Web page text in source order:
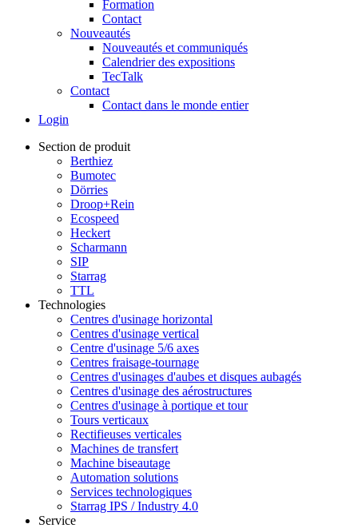
Formation
Contact
Nouveautés
Nouveautés et communiqués
Calendrier des expositions
TecTalk
Contact
Contact dans le monde entier
Login
Section de produit
Berthiez
Bumotec
Dörries
Droop+Rein
Ecospeed
Heckert
Scharmann
SIP
Starrag
TTL
Technologies
Centres d'usinage horizontal
Centres d'usinage vertical
Centre d'usinage 5/6 axes
Centres fraisage-tournage
Centres d'usinages d'aubes et disques aubagés
Centres d'usinage des aérostructures
Centres d'usinage à portique et tour
Tours verticaux
Rectifieuses verticales
Machines de transfert
Machine biseautage
Automation solutions
Services technologiques
Starrag IPS / Industry 4.0
Service